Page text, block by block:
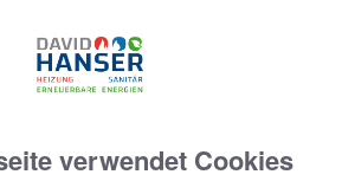
- 5537774
verwendet Cookies